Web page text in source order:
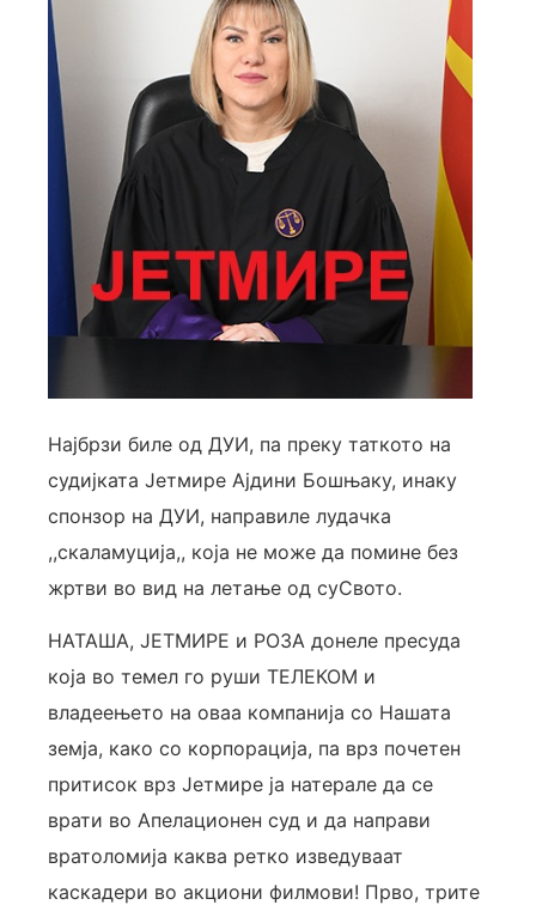
Најбрзи биле од ДУИ, па преку таткото на
судијката Јетмире Ајдини Бошњаку, инаку
спонзор на ДУИ, направиле лудачка
,,скаламуција,, која не може да помине без
жртви во вид на летање од суСвото.
НАТАША, ЈЕТМИРЕ и РОЗА донеле пресуда
која во темел го руши ТЕЛЕКОМ и
владеењето на оваа компанија со Нашата
земја, како со корпорација, па врз почетен
притисок врз Јетмире ја натерале да се
врати во Апелационен суд и да направи
вратоломија каква ретко изведуваат
каскадери во акциони филмови! Прво, трите